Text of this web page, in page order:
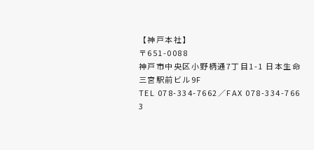
【神戸本社】
〒651-0088
神戸市中央区小野柄通7丁目1-1 日本生命
三宮駅前ビル9F
TEL 078-334-7662／FAX 078-334-766
3